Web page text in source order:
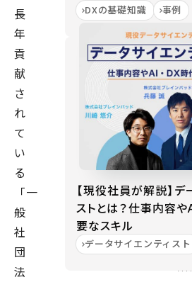
長
年
貢
献
さ
れ
て
い
る
「一
般
社
団
法
DXの基礎知識 事例
【現役社員が解説】デ
ストとは？仕事内容
要なスキル
データサイエンティスト